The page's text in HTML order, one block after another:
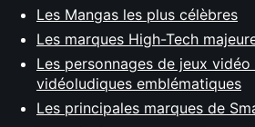
Les Mangas les plus célèbres
Les marques High-Tech
Les personnages de jeux
vidéoludiques emblématiques
Les principales marques de